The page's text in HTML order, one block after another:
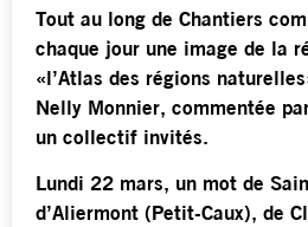
Tout au long de Chantiers
chaque jour une image de la
«l’Atlas des régions
Nelly Monnier, commentée
un collectif invités.
Lundi 22 mars, un mot de
d’Aliermont (Petit-Caux), de